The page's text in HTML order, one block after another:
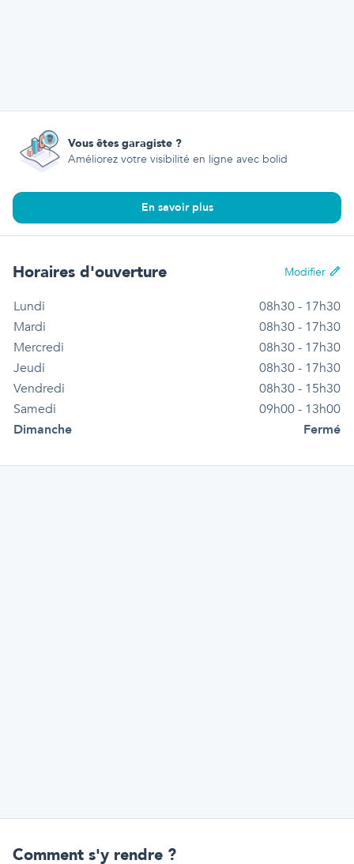
Vous êtes garagiste ?
Améliorez votre visibilité en ligne avec bolid
En savoir plus
Horaires d'ouverture Modifier
Lundi
08h30 - 17h30
Mardi
08h30 - 17h30
Mercredi
08h30 - 17h30
Jeudi
08h30 - 17h30
Vendredi
08h30 - 15h30
Samedi
09h00 - 13h00
Dimanche
Fermé
Comment s'y rendre ?